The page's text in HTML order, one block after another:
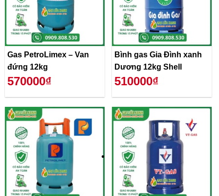
Gas PetroLimex – Van
đứng 12kg
570000₫
Bình gas Gia Đình xanh
Dương 12kg Shell
510000₫